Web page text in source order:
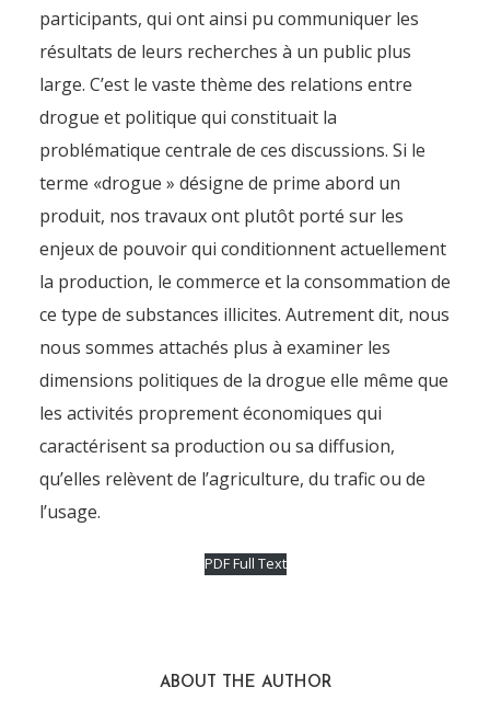
Introduction (dossier drogue
et politique)
ByPierre-Arnaud Chouvy 17 June 2011
participants, qui ont ainsi pu communiquer les
résultats de leurs recherches à un public plus
large. C’est le vaste thème des relations entre
drogue et politique qui constituait la
problématique centrale de ces discussions. Si le
terme «drogue » désigne de prime abord un
produit, nos travaux ont plutôt porté sur les
enjeux de pouvoir qui conditionnent actuellement
la production, le commerce et la consommation de
ce type de substances illicites. Autrement dit, nous
nous sommes attachés plus à examiner les
dimensions politiques de la drogue elle même que
les activités proprement économiques qui
caractérisent sa production ou sa diffusion,
qu’elles relèvent de l’agriculture, du trafic ou de
l’usage.
PDF Full Text
ABOUT THE AUTHOR